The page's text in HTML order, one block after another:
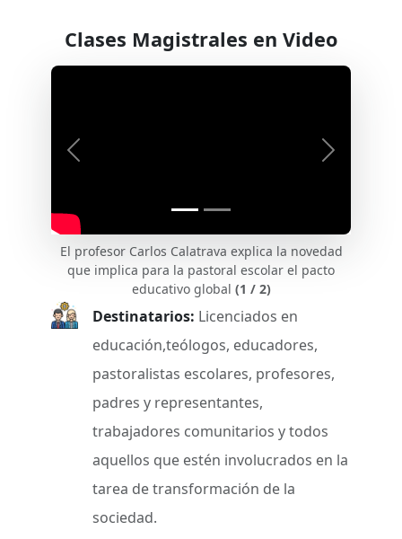
Clases Magistrales en Video
Anterior
El profesor Carlos Calatrava explica la novedad
que implica para la pastoral escolar el pacto
educativo global (1 / 2)
Destinatarios: Licenciados en
educación,teólogos, educadores,
pastoralistas escolares, profesores,
padres y representantes,
trabajadores comunitarios y todos
aquellos que estén involucrados en la
tarea de transformación de la
sociedad.